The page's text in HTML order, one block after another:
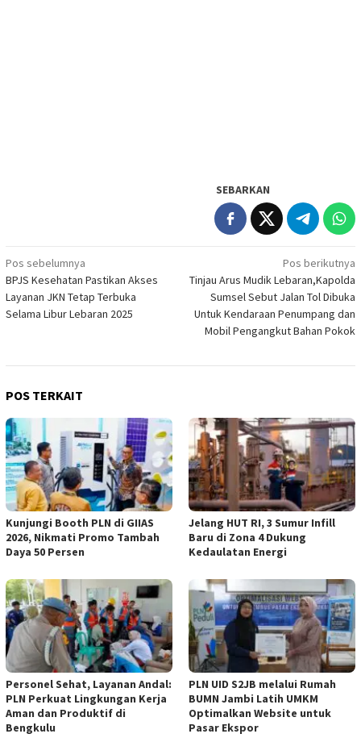
SEBARKAN
Navigasi
pos
Pos sebelumnya
BPJS Kesehatan Pastikan Akses
Layanan JKN Tetap Terbuka
Selama Libur Lebaran 2025
Pos berikutnya
Tinjau Arus Mudik Lebaran,Kapolda
Sumsel Sebut Jalan Tol Dibuka
Untuk Kendaraan Penumpang dan
Mobil Pengangkut Bahan Pokok
POS TERKAIT
Kunjungi Booth PLN di GIIAS
2026, Nikmati Promo Tambah
Daya 50 Persen
Jelang HUT RI, 3 Sumur Infill
Baru di Zona 4 Dukung
Kedaulatan Energi
Personel Sehat, Layanan Andal:
PLN Perkuat Lingkungan Kerja
Aman dan Produktif di
Bengkulu
PLN UID S2JB melalui Rumah
BUMN Jambi Latih UMKM
Optimalkan Website untuk
Pasar Ekspor